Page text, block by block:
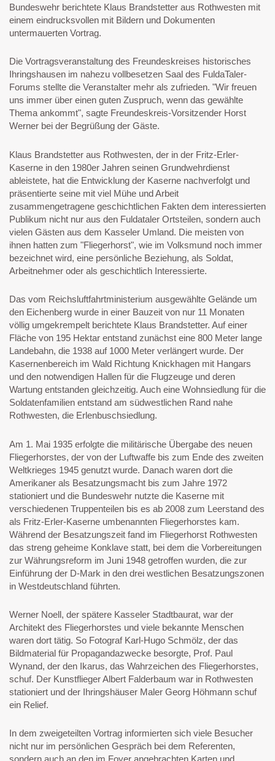
Bundeswehr berichtete Klaus Brandstetter aus Rothwesten mit
einem eindrucksvollen mit Bildern und Dokumenten
untermauerten Vortrag.
Die Vortragsveranstaltung des Freundeskreises historisches
Ihringshausen im nahezu vollbesetzen Saal des FuldaTaler-
Forums stellte die Veranstalter mehr als zufrieden. "Wir freuen
uns immer über einen guten Zuspruch, wenn das gewählte
Thema ankommt", sagte Freundeskreis-Vorsitzender Horst
Werner bei der Begrüßung der Gäste.
Klaus Brandstetter aus Rothwesten, der in der Fritz-Erler-
Kaserne in den 1980er Jahren seinen Grundwehrdienst
ableistete, hat die Entwicklung der Kaserne nachverfolgt und
präsentierte seine mit viel Mühe und Arbeit
zusammengetragene geschichtlichen Fakten dem interessierten
Publikum nicht nur aus den Fuldataler Ortsteilen, sondern auch
vielen Gästen aus dem Kasseler Umland. Die meisten von
ihnen hatten zum "Fliegerhorst", wie im Volksmund noch immer
bezeichnet wird, eine persönliche Beziehung, als Soldat,
Arbeitnehmer oder als geschichtlich Interessierte.
Das vom Reichsluftfahrtministerium ausgewählte Gelände um
den Eichenberg wurde in einer Bauzeit von nur 11 Monaten
völlig umgekrempelt berichtete Klaus Brandstetter. Auf einer
Fläche von 195 Hektar entstand zunächst eine 800 Meter lange
Landebahn, die 1938 auf 1000 Meter verlängert wurde. Der
Kasernenbereich im Wald Richtung Knickhagen mit Hangars
und den notwendigen Hallen für die Flugzeuge und deren
Wartung entstanden gleichzeitig. Auch eine Wohnsiedlung für die
Soldatenfamilien entstand am südwestlichen Rand nahe
Rothwesten, die Erlenbuschsiedlung.
Am 1. Mai 1935 erfolgte die militärische Übergabe des neuen
Fliegerhorstes, der von der Luftwaffe bis zum Ende des zweiten
Weltkrieges 1945 genutzt wurde. Danach waren dort die
Amerikaner als Besatzungsmacht bis zum Jahre 1972
stationiert und die Bundeswehr nutzte die Kaserne mit
verschiedenen Truppenteilen bis es ab 2008 zum Leerstand des
als Fritz-Erler-Kaserne umbenannten Fliegerhorstes kam.
Während der Besatzungszeit fand im Fliegerhorst Rothwesten
das streng geheime Konklave statt, bei dem die Vorbereitungen
zur Währungsreform im Juni 1948 getroffen wurden, die zur
Einführung der D-Mark in den drei westlichen Besatzungszonen
in Westdeutschland führten.
Werner Noell, der spätere Kasseler Stadtbaurat, war der
Architekt des Fliegerhorstes und viele bekannte Menschen
waren dort tätig. So Fotograf Karl-Hugo Schmölz, der das
Bildmaterial für Propagandazwecke besorgte, Prof. Paul
Wynand, der den Ikarus, das Wahrzeichen des Fliegerhorstes,
schuf. Der Kunstflieger Albert Falderbaum war in Rothwesten
stationiert und der Ihringshäuser Maler Georg Höhmann schuf
ein Relief.
In dem zweigeteilten Vortrag informierten sich viele Besucher
nicht nur im persönlichen Gespräch bei dem Referenten,